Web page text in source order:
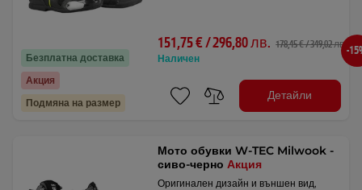
Безплатна доставка
Акция
Подмяна на размер
151,75 € / 296,80 лв. 178,45 € / 349,02 лв.
Наличен
-
Детайли
Мото обувки W-TEC Milwook -
сиво-черноАкция
Оригинален дизайн и външен вид,